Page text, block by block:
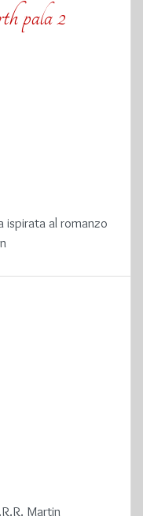
pala 2
ispirata al romanzo
Martin